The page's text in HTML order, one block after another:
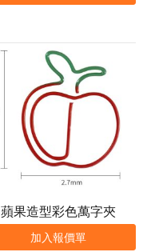
蘋果造型彩色萬字夾
加入報價單